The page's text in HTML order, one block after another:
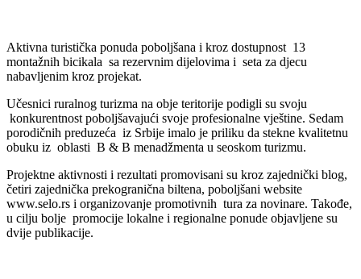
Aktivna turistička ponuda poboljšana i kroz dostupnost 13
montažnih bicikala sa rezervnim dijelovima i seta za djecu
nabavljenim kroz projekat.
Učesnici ruralnog turizma na obje teritorije podigli su svoju
konkurentnost poboljšavajući svoje profesionalne vještine. Sedam
porodičnih preduzeća iz Srbije imalo je priliku da stekne kvalitetnu
obuku iz oblasti B & B menadžmenta u seoskom turizmu.
Projektne aktivnosti i rezultati promovisani su kroz zajednički blog,
četiri zajednička prekogranična biltena, poboljšani website
www.selo.rs i organizovanje promotivnih tura za novinare. Takođe,
u cilju bolje promocije lokalne i regionalne ponude objavljene su
dvije publikacije.